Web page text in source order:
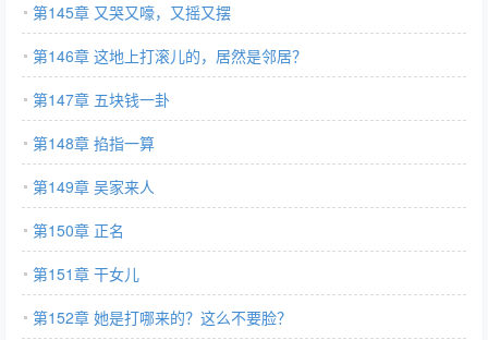
第145章 又哭又嚎，又摇又摆
第146章 这地上打滚儿的，居然是邻居？
第147章 五块钱一卦
第148章 掐指一算
第149章 吴家来人
第150章 正名
第151章 干女儿
第152章 她是打哪来的？这么不要脸？